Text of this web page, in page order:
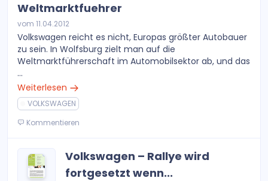
Weltmarktfuehrer
vom 11.04.2012
Volkswagen reicht es nicht, Europas größter Autobauer
zu sein. In Wolfsburg zielt man auf die
Weltmarktführerschaft im Automobilsektor ab, und das
...
Weiterlesen
VOLKSWAGEN
Kommentieren
Volkswagen – Rallye wird
fortgesetzt wenn...